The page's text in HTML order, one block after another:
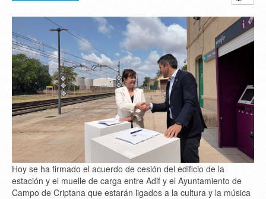
Hoy se ha firmado el acuerdo de cesión del edificio de la
estación y el muelle de carga entre Adif y el Ayuntamiento de
Campo de Criptana que estarán ligados a la cultura y la música